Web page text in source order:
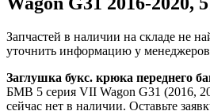
Запчастей в наличии на складе не
уточнить информацию у менеджеров
Заглушка букс. крюка переднего
БМВ 5 серия VII Wagon G31 (2016,
сейчас нет в наличии. Оставьте